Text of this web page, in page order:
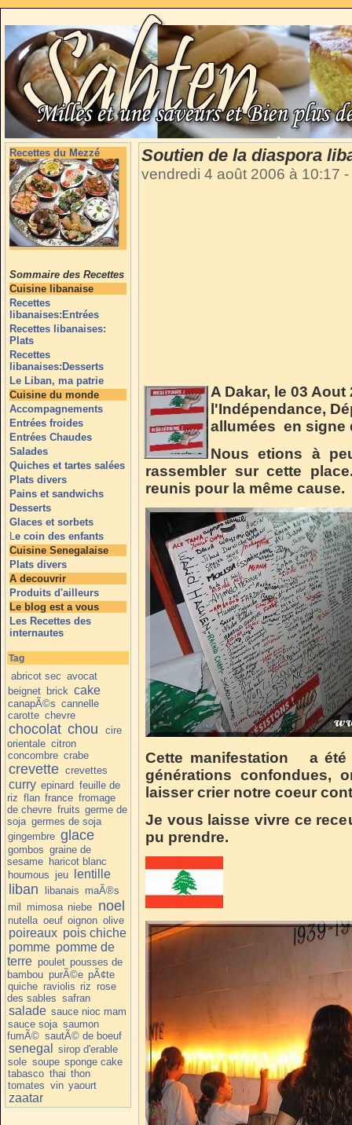
Recettes du Mezzé
Sommaire des Recettes
Cuisine libanaise
Recettes
libanaises:Entrées
Recettes libanaises:
Plats
Recettes
libanaises:Desserts
Le Liban, ma patrie
Cuisine du monde
Accompagnements
Entrées froides
Entrées Chaudes
Salades
Quiches et tartes salées
Plats divers
Pains et sandwichs
Desserts
Glaces et sorbets
Le coin des enfants
Cuisine Senegalaise
Plats divers
A decouvrir
Produits d'ailleurs
Le blog est a vous
Les Recettes des
internautes
Tag
abricot sec avocat
beignet brick cake
canapÃ©s cannelle
carotte chevre
chocolat chou
cire
orientale citron
concombre crabe
crevette crevettes
curry epinard feuille de
riz flan france fromage
de chevre fruits germe de
soja germes de soja
gingembre glace
gombos graine de
sesame haricot blanc
houmous jeu lentille
liban libanais maÃ®s
mil mimosa niebe noel
nutella oeuf oignon olive
poireaux pois chiche
pomme pomme de
terre poulet pousses de
bambou purÃ©e pÃ¢te
quiche raviolis riz rose
des sables safran
salade sauce nioc mam
sauce soja saumon
fumÃ© sautÃ© de boeuf
senegal
sirop d'erable
sole soupe sponge cake
tabasco thai thon
tomates vin yaourt
zaatar
Soutien de la diaspora
vendredi 4 août 2006 à 10:17 -
A Dakar, le 03
l'Indépendance,
allumées en signe
Nous etions à
rassembler sur cette
reunis pour la même cause.
Cette manifestation a été
générations confondues,
laisser crier notre coeur
Je vous laisse vivre ce
pu prendre.